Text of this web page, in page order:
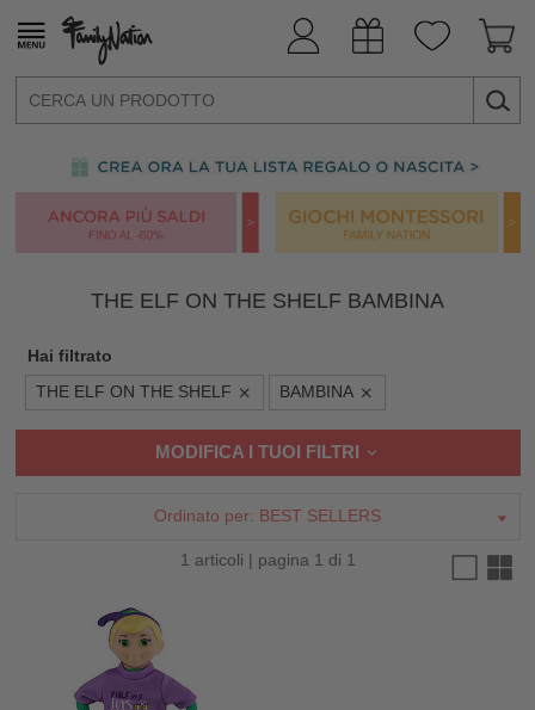
THE ELF ON THE SHELF BAMBINA
Hai filtrato
THE ELF ON THE SHELF BAMBINA
MODIFICA I TUOI FILTRI
Ordinato per: BEST SELLERS
1 articoli | pagina 1 di 1